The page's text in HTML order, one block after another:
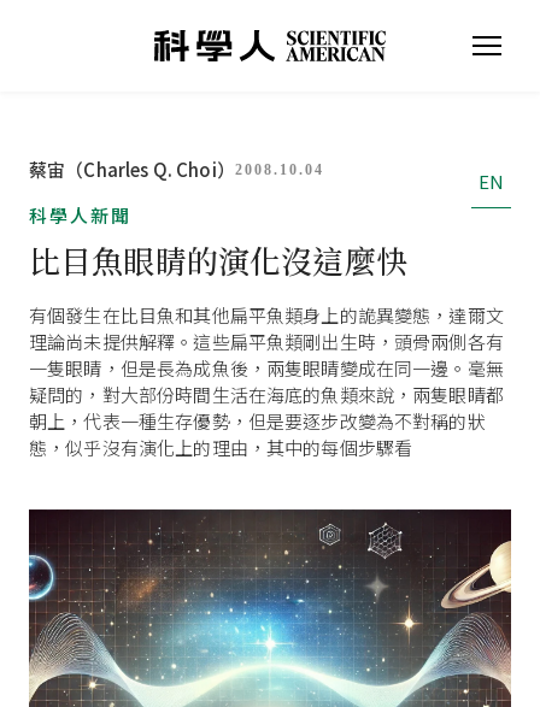
蔡宙（Charles Q. Choi） 2008.10.04
EN
科學人新聞
比目魚眼睛的演化沒這麼快
有個發生在比目魚和其他扁平魚類身上的詭異變態，達爾文
理論尚未提供解釋。這些扁平魚類剛出生時，頭骨兩側各有
一隻眼睛，但是長為成魚後，兩隻眼睛變成在同一邊。毫無
疑問的，對大部份時間生活在海底的魚類來說，兩隻眼睛都
朝上，代表一種生存優勢，但是要逐步改變為不對稱的狀
態，似乎沒有演化上的理由，其中的每個步驟看